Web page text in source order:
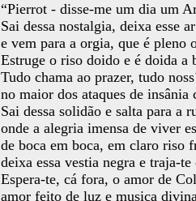
“Pierrot - disse-me um dia um
Sai dessa nostalgia, deixa esse
e vem para a orgia, que é pleno
Estruge o riso doido e é doida a
Tudo chama ao prazer, tudo
no maior dos ataques de insânia
Sai dessa solidão e salta para a
onde a alegria imensa de viver
de boca em boca, em claro riso
deixa essa vestia negra e traja-te
Espera-te, cá fora, o amor de
amor feito de luz e musica